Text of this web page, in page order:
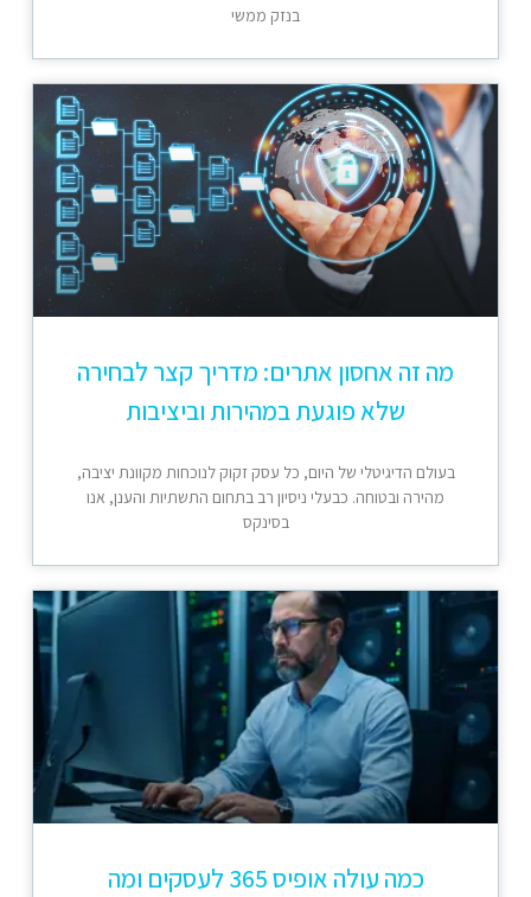
בנזק ממשי
מה זה אחסון אתרים: מדריך קצר לבחירה
שלא פוגעת במהירות וביציבות
בעולם הדיגיטלי של היום, כל עסק זקוק לנוכחות מקוונת יציבה,
מהירה ובטוחה. כבעלי ניסיון רב בתחום התשתיות והענן, אנו
בסינקס
כמה עולה אופיס 365 לעסקים ומה